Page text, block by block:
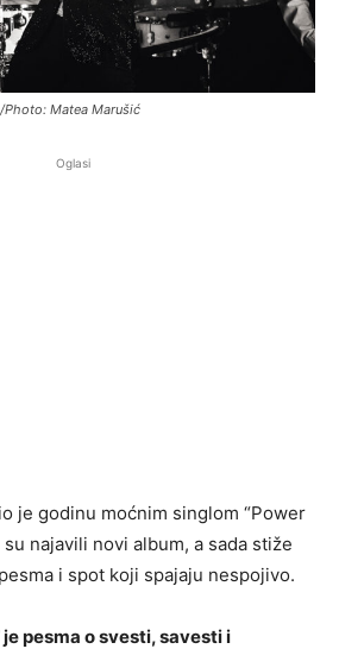
Matea Marušić
Oglasi
je godinu moćnim singlom “Power
najavili novi album, a sada stiže
i spot koji spajaju nespojivo.
je pesma o svesti, savesti i